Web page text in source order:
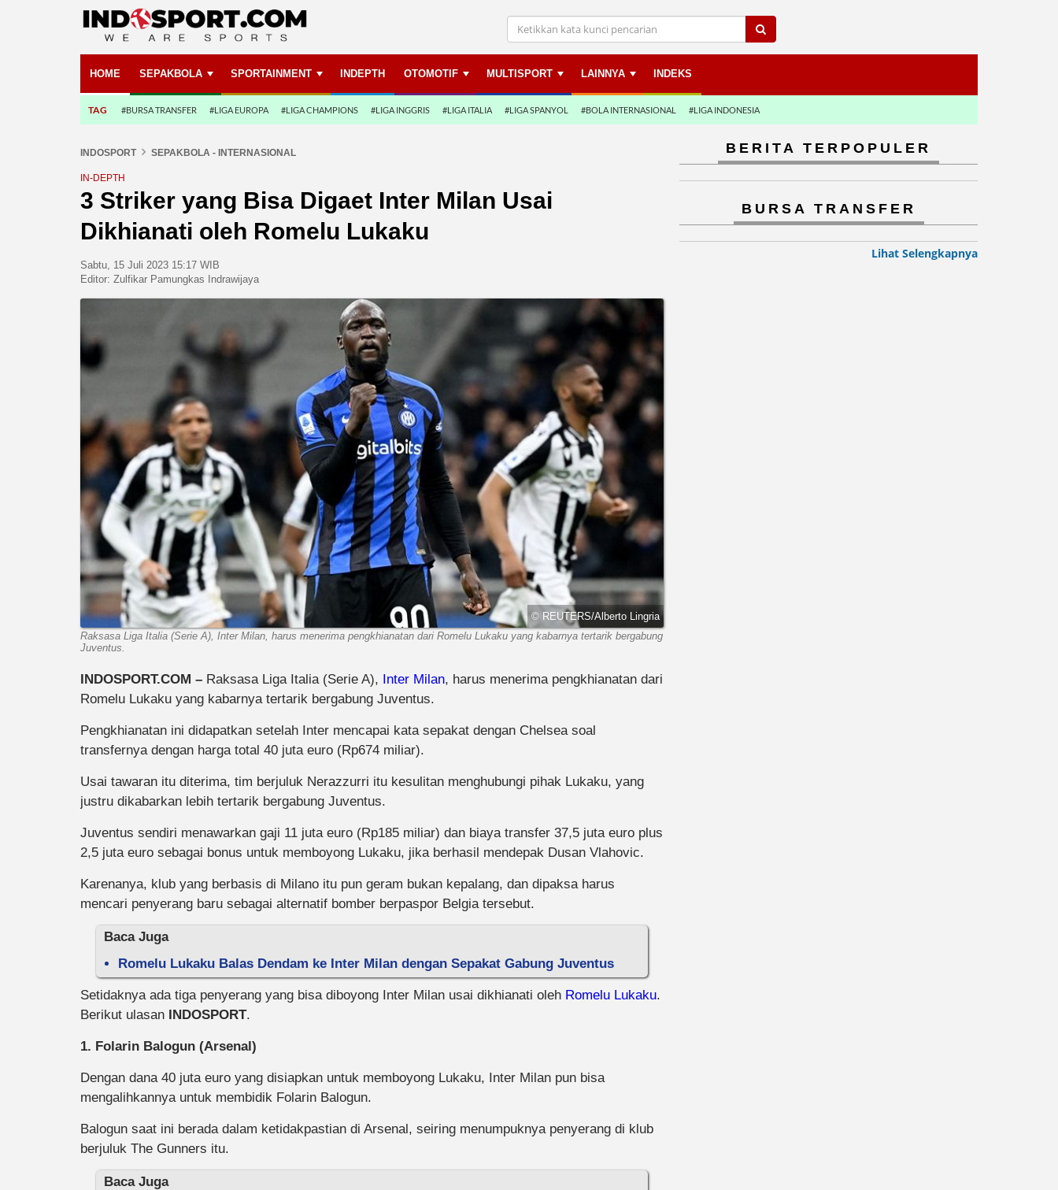
HOME SEPAKBOLA SPORTAINMENT INDEPTH OTOMOTIF MULTISPORT LAINNYA INDEKS
TAG #BURSA TRANSFER #LIGA EUROPA #LIGA CHAMPIONS #LIGA INGGRIS #LIGA ITALIA #LIGA SPANYOL #BOLA INTERNASIONAL #LIGA INDONESIA
INDOSPORT SEPAKBOLA - INTERNASIONAL
IN-DEPTH
3 Striker yang Bisa Digaet Inter Milan Usai
Dikhianati oleh Romelu Lukaku
Sabtu, 15 Juli 2023 15:17 WIB
Editor: Zulfikar Pamungkas Indrawijaya
© REUTERS/Alberto Lingria
Raksasa Liga Italia (Serie A), Inter Milan, harus menerima pengkhianatan dari Romelu Lukaku yang kabarnya tertarik bergabung
Juventus.
INDOSPORT.COM – Raksasa Liga Italia (Serie A), Inter Milan, harus menerima pengkhianatan dari
Romelu Lukaku yang kabarnya tertarik bergabung Juventus.
Pengkhianatan ini didapatkan setelah Inter mencapai kata sepakat dengan Chelsea soal
transfernya dengan harga total 40 juta euro (Rp674 miliar).
Usai tawaran itu diterima, tim berjuluk Nerazzurri itu kesulitan menghubungi pihak Lukaku, yang
justru dikabarkan lebih tertarik bergabung Juventus.
Juventus sendiri menawarkan gaji 11 juta euro (Rp185 miliar) dan biaya transfer 37,5 juta euro plus
2,5 juta euro sebagai bonus untuk memboyong Lukaku, jika berhasil mendepak Dusan Vlahovic.
Karenanya, klub yang berbasis di Milano itu pun geram bukan kepalang, dan dipaksa harus
mencari penyerang baru sebagai alternatif bomber berpaspor Belgia tersebut.
Baca Juga
Romelu Lukaku Balas Dendam ke Inter Milan dengan Sepakat Gabung Juventus
Setidaknya ada tiga penyerang yang bisa diboyong Inter Milan usai dikhianati oleh Romelu Lukaku.
Berikut ulasan INDOSPORT.
1. Folarin Balogun (Arsenal)
Dengan dana 40 juta euro yang disiapkan untuk memboyong Lukaku, Inter Milan pun bisa
mengalihkannya untuk membidik Folarin Balogun.
Balogun saat ini berada dalam ketidakpastian di Arsenal, seiring menumpuknya penyerang di klub
berjuluk The Gunners itu.
Baca Juga
BERITA TERPOPULER
BURSA TRANSFER
Lihat Selengkapnya